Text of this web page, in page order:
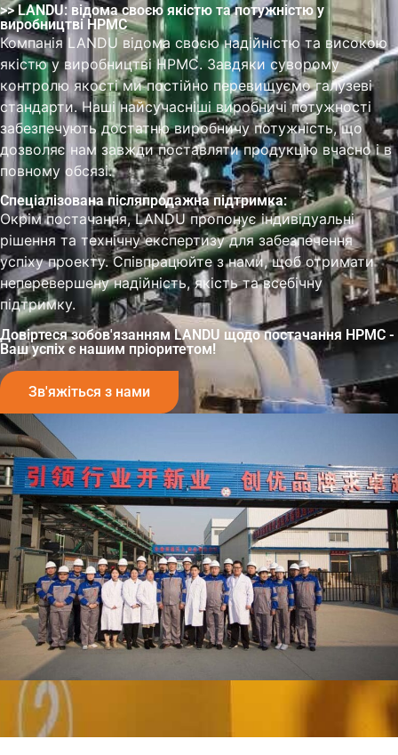
>> LANDU: відома своєю якістю та потужністю у
виробництві HPMC
Компанія LANDU відома своєю надійністю та високою
якістю у виробництві HPMC. Завдяки суворому
контролю якості ми постійно перевищуємо галузеві
стандарти. Наші найсучасніші виробничі потужності
забезпечують достатню виробничу потужність, що
дозволяє нам завжди поставляти продукцію вчасно і в
повному обсязі.
Спеціалізована післяпродажна підтримка:
Окрім постачання, LANDU пропонує індивідуальні
рішення та технічну експертизу для забезпечення
успіху проекту. Співпрацюйте з нами, щоб отримати
неперевершену надійність, якість та всебічну
підтримку.
Довіртеся зобов'язанням LANDU щодо постачання HPMC -
Ваш успіх є нашим пріоритетом!
Зв'яжіться з нами